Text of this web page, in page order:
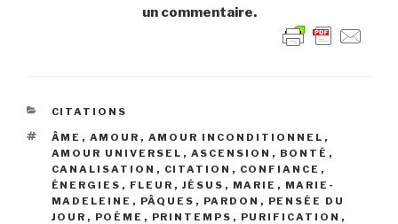
un commentaire.
CATÉGORIES
CITATIONS
ÉTIQUETTES
ÂME , AMOUR , AMOUR INCONDITIONNEL ,
AMOUR UNIVERSEL , ASCENSION , BONTÉ ,
CANALISATION , CITATION , CONFIANCE ,
ÉNERGIES , FLEUR , JÉSUS , MARIE , MARIE-
MADELEINE , PÂQUES , PARDON , PENSÉE DU
JOUR , POÈME , PRINTEMPS , PURIFICATION ,